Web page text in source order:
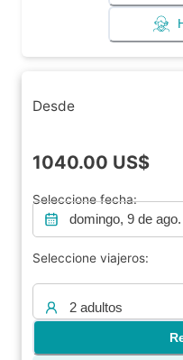
Desde
1040.00 US$
Seleccione fecha:
domingo, 9 de
Seleccione viajeros:
2 adultos